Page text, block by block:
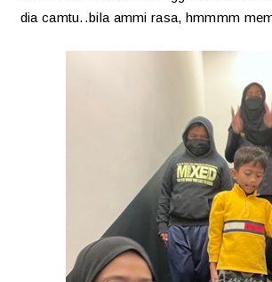
dia camtu..bila ammi rasa, hmmmm